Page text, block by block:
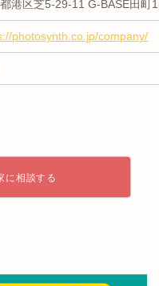
港区芝5-29-11 G-BASE田町
photosynth.co.jp/company/
に相談する